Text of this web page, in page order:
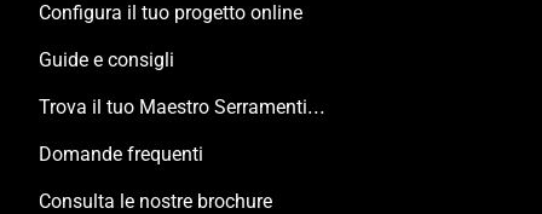
Configura il tuo progetto online
Guide e consigli
Trova il tuo Maestro Serramentista Domal
Domande frequenti
Consulta le nostre brochure